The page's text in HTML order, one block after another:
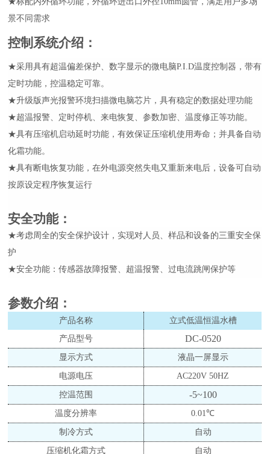
景不同需求
控制系统介绍 ：
★采用具有超温偏差保护、数字显示的微电脑P.I.D温度控制器，带有
定时功能，控温稳定可靠。
★升级版声光报警环境扫描微电脑芯片，具有稳定的数据处理功能
★超温报警、定时停机、来电恢复、参数加密、温度修正等功能。
★具有压缩机启动延时功能，有效保证压缩机使用寿命；并具备自动
化霜功能。
★具有断电恢复功能，在外电源突然失电又重新来电后，设备可自动
按原设定程序恢复运行
安全功能：
★考虑周全的安全保护设计，实现对人员、样品和设备的三重安全保
护
★安全功能：传感器故障报警、超温报警、过电流跳闸保护等
参数介绍 ：
产品名称
立式低温恒温水槽
产品型号
DC-0520
显示方式 液晶一屏显示
电源电压 AC220V 50HZ
控温范围 -5~100
温度分辨率 0.01℃
制冷方式 自动
压缩机化霜方式 自动